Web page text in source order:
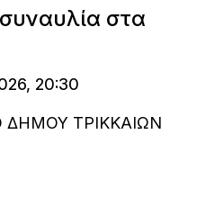
στα
20:30
ΤΡΙΚΚΑΙΩΝ